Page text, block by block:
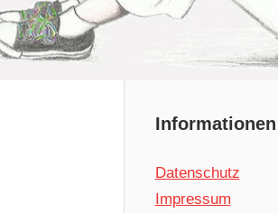
Datenschutz
Impressum